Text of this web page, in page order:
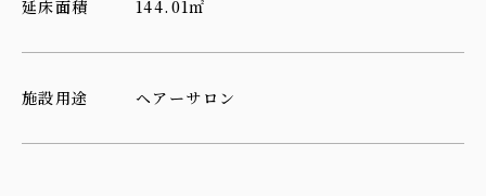
延床面積 144.01㎡
施設用途 ヘアーサロン